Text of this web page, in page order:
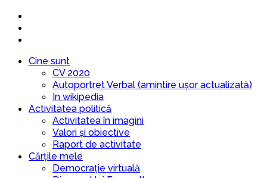
Cine sunt
CV 2020
Autoportret Verbal (amintire ușor actualizată)
In wikipedia
Activitatea politică
Activitatea în imagini
Valori și obiective
Raport de activitate
Cărțile mele
Democrație virtuală